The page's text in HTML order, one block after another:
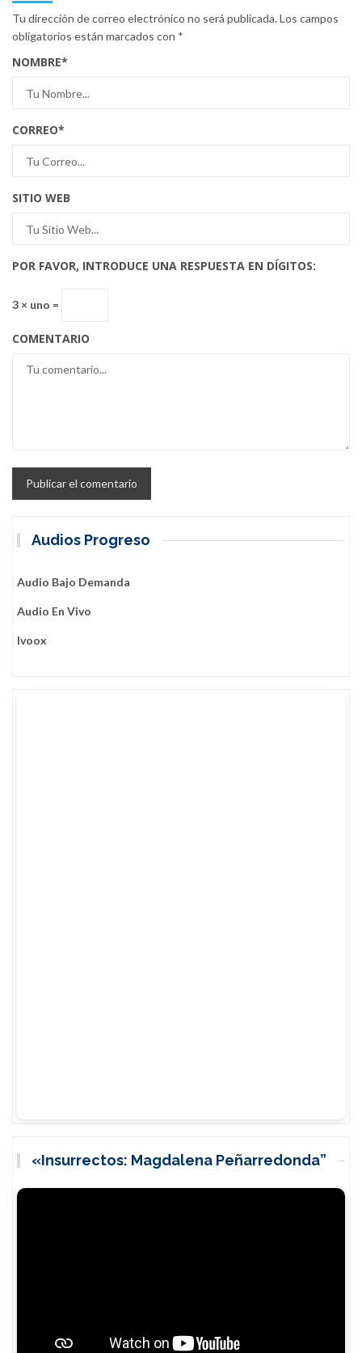
Tu dirección de correo electrónico no será publicada.Los campos
obligatorios están marcados con *
NOMBRE*
CORREO*
SITIO WEB
POR FAVOR, INTRODUCE UNA RESPUESTA EN DÍGITOS:
3 × uno =
COMENTARIO
Audios Progreso
Audio Bajo Demanda
Audio En Vivo
Ivoox
«Insurrectos: Magdalena Peñarredonda”